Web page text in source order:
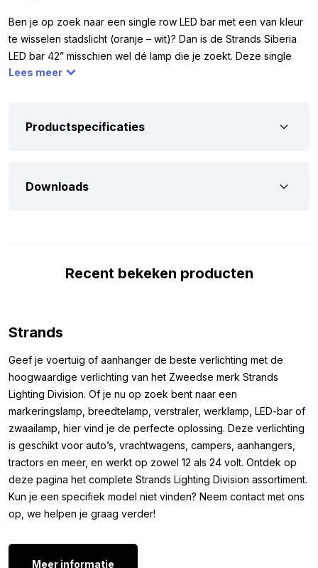
Ben je op zoek naar een single row LED bar met een van kleur
te wisselen stadslicht (oranje – wit)? Dan is de Strands Siberia
LED bar 42” misschien wel dé lamp die je zoekt. Deze single
row LED bar heeft 40 felle LED’s en een lichtopbrengst van
12 en 24 volt. Je kunt hem dus makkelijk monteren op je auto,
voertuig, hebben we hieronder de belangrijkste specificaties
Siberia 42” geleverd met RVS bevestigingsmateriaal en een
je wilt, hebben we hieronder de afmetingen genoteerd. De
afmetingen van de 42inch Siberia LED bar van het merk Strands
zijn als volgt:
Hoogte: 45 mm (65 mm incl. bevestiging)
Breedte: 1065.6 mm
Dikte: 55.5 mm
De Siberia LED bar wordt standaard geleverd met twee soorten
bevestigingsbeugels. Met de ene monteer je de lamp via de
zijkant, met de andere via de achterkant. Om een goed beeld
Lees meer
Productspecificaties
Downloads
Recent bekeken producten
Strands
Geef je voertuig of aanhanger de beste verlichting met de
hoogwaardige verlichting van het Zweedse merk Strands
Lighting Division. Of je nu op zoek bent naar een
markeringslamp, breedtelamp, verstraler, werklamp, LED-bar of
zwaailamp, hier vind je de perfecte oplossing. Deze verlichting
is geschikt voor auto’s, vrachtwagens, campers, aanhangers,
tractors en meer, en werkt op zowel 12 als 24 volt. Ontdek op
deze pagina het complete Strands Lighting Division assortiment.
Kun je een specifiek model niet vinden? Neem contact met ons
op, we helpen je graag verder!
Meer informatie